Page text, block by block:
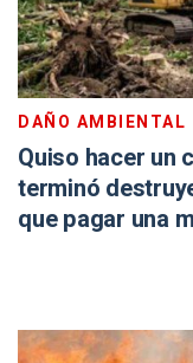
DAÑO AMBIENTAL
Quiso hacer un
terminó
que pagar una